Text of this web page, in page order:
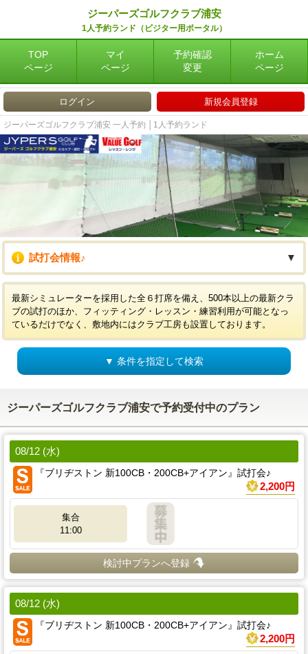
ジーパーズゴルフクラブ浦安
1人予約ランド（ビジター用ポータル）
TOP
ページ
マイ
ページ
予約確認
変更
ホーム
ページ
ログイン 新規会員登録
ジーパーズゴルフクラブ浦安 一人予約 │1人予約ランド
試打会情報♪ ▼
最新シミュレーターを採用した全６打席を備え、500本以上の最新クラ
ブの試打のほか、フィッティング・レッスン・練習利用が可能となっ
ているだけでなく、敷地内にはクラブ工房も設置しております。
▼ 条件を指定して検索
ジーパーズゴルフクラブ浦安で予約受付中のプラン
08/12 (水)
『ブリヂストン 新100CB・200CB+アイアン』試打会♪
2,200円
集合
11:00
検討中プランへ登録
08/12 (水)
『ブリヂストン 新100CB・200CB+アイアン』試打会♪
2,200円